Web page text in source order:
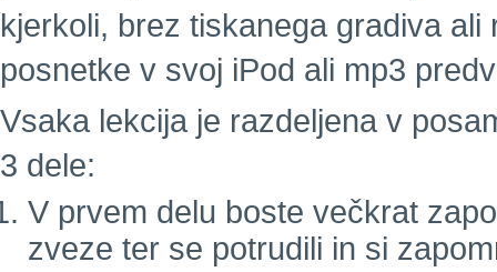
kjerkoli, brez tiskanega gradiva
posnetke v svoj iPod ali mp3
Vsaka lekcija je razdeljena v
3 dele:
V prvem delu boste večkrat
zveze ter se potrudili in si